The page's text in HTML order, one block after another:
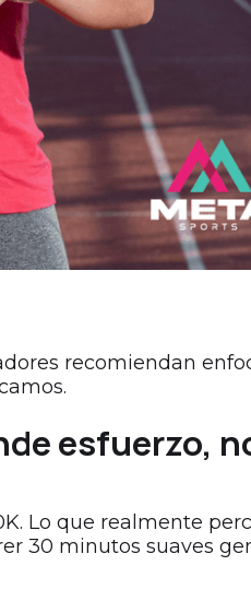
recomiendan
esfuerzo,
Lo que realmente
30 minutos suaves